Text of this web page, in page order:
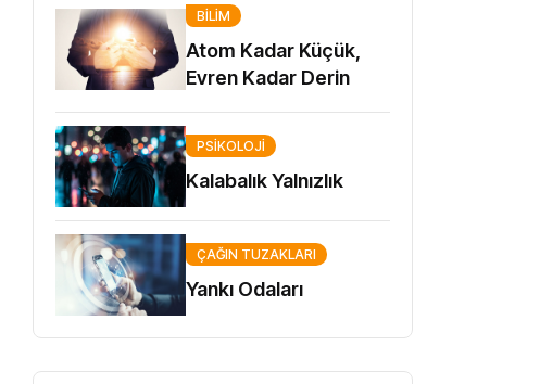
BILIM
Atom Kadar Küçük,
Evren Kadar Derin
PSIKOLOJI
Kalabalık Yalnızlık
ÇAĞIN TUZAKLARI
Yankı Odaları